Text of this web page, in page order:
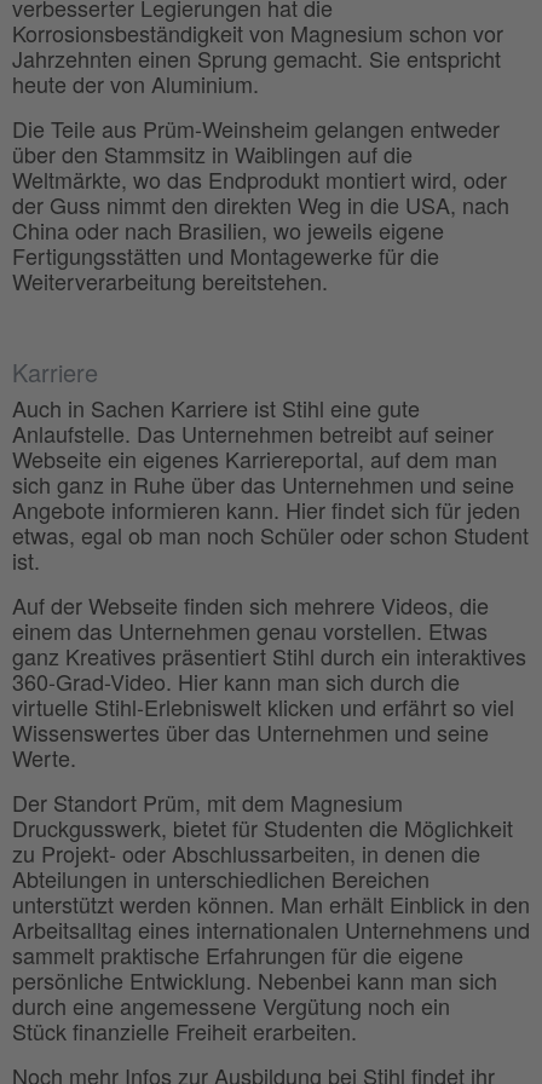
verbesserter Legierungen hat die
Korrosionsbeständigkeit von Magnesium schon vor
Jahrzehnten einen Sprung gemacht. Sie entspricht
heute der von Aluminium.
Die Teile aus Prüm-Weinsheim gelangen entweder
über den Stammsitz in Waiblingen auf die
Weltmärkte, wo das Endprodukt montiert wird, oder
der Guss nimmt den direkten Weg in die USA, nach
China oder nach Brasilien, wo jeweils eigene
Fertigungsstätten und Montagewerke für die
Weiterverarbeitung bereitstehen.
Karriere
Auch in Sachen Karriere ist Stihl eine gute
Anlaufstelle. Das Unternehmen betreibt auf seiner
Webseite ein eigenes Karriereportal, auf dem man
sich ganz in Ruhe über das Unternehmen und seine
Angebote informieren kann. Hier findet sich für jeden
etwas, egal ob man noch Schüler oder schon Student
ist.
Auf der Webseite finden sich mehrere Videos, die
einem das Unternehmen genau vorstellen. Etwas
ganz Kreatives präsentiert Stihl durch ein interaktives
360-Grad-Video. Hier kann man sich durch die
virtuelle Stihl-Erlebniswelt klicken und erfährt so viel
Wissenswertes über das Unternehmen und seine
Werte.
Der Standort Prüm, mit dem Magnesium
Druckgusswerk, bietet für Studenten die Möglichkeit
zu Projekt- oder Abschlussarbeiten, in denen die
Abteilungen in unterschiedlichen Bereichen
unterstützt werden können. Man erhält Einblick in den
Arbeitsalltag eines internationalen Unternehmens und
sammelt praktische Erfahrungen für die eigene
persönliche Entwicklung. Nebenbei kann man sich
durch eine angemessene Vergütung noch ein
Stück finanzielle Freiheit erarbeiten.
Noch mehr Infos zur Ausbildung bei Stihl findet ihr